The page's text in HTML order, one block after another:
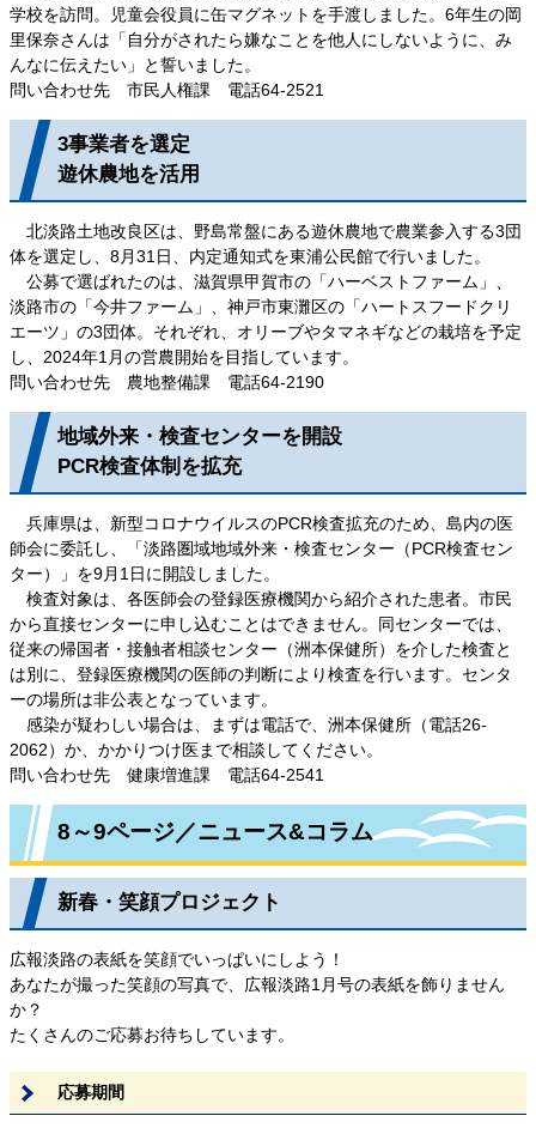
学校を訪問。児童会役員に缶マグネットを手渡しました。6年生の岡
里保奈さんは「自分がされたら嫌なことを他人にしないように、み
んなに伝えたい」と誓いました。
問い合わせ先 市民人権課 電話64-2521
3事業者を選定
遊休農地を活用
北淡路土地改良区は、野島常盤にある遊休農地で農業参入する3団
体を選定し、8月31日、内定通知式を東浦公民館で行いました。
公募で選ばれたのは、滋賀県甲賀市の「ハーベストファーム」、
淡路市の「今井ファーム」、神戸市東灘区の「ハートスフードクリ
エーツ」の3団体。それぞれ、オリーブやタマネギなどの栽培を予定
し、2024年1月の営農開始を目指しています。
問い合わせ先 農地整備課 電話64-2190
地域外来・検査センターを開設
PCR検査体制を拡充
兵庫県は、新型コロナウイルスのPCR検査拡充のため、島内の医
師会に委託し、「淡路圏域地域外来・検査センター（PCR検査セン
ター）」を9月1日に開設しました。
検査対象は、各医師会の登録医療機関から紹介された患者。市民
から直接センターに申し込むことはできません。同センターでは、
従来の帰国者・接触者相談センター（洲本保健所）を介した検査と
は別に、登録医療機関の医師の判断により検査を行います。センタ
ーの場所は非公表となっています。
感染が疑わしい場合は、まずは電話で、洲本保健所（電話26-
2062）か、かかりつけ医まで相談してください。
問い合わせ先 健康増進課 電話64-2541
8～9ページ／ニュース&コラム
新春・笑顔プロジェクト
広報淡路の表紙を笑顔でいっぱいにしよう！
あなたが撮った笑顔の写真で、広報淡路1月号の表紙を飾りません
か？
たくさんのご応募お待ちしています。
応募期間